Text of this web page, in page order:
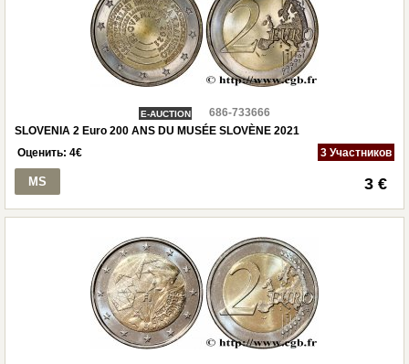
E-AUCTION
686-733666
SLOVENIA 2 Euro 200 ANS DU MUSÉE SLOVÈNE 2021
Оценить: 4€ 3 Участников
MS 3 €